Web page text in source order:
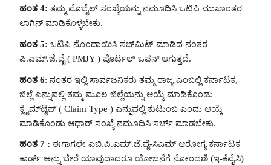
ಹಂತ 4: ತಮ್ಮ ಮೊಬೈಲ್ ಸಂಖ್ಯೆಯನ್ನು ನಮೂದಿಸಿ ಒಟಿಪಿ ಮುಖಾಂತರ
ಲಾಗಿನ್ ಮಾಡಿಕೊಳ್ಳಬೇಕು.
ಹಂತ 5: ಒಟಿಪಿ ನೊಂದಾಯಿಸಿ ಸಬ್‍ಮಿಟ್ ಮಾಡಿದ ನಂತರ
ಪಿ.ಎಮ್.ಜೆ.ವೈ ( PMJY ) ಪೊರ್ಟಲ್ ಒಪನ್ ಆಗುತ್ತದೆ.
ಹಂತ 6: ನಂತರ ಇಲ್ಲಿ ಸಾರ್ವಜನಿಕರು ತಮ್ಮ ರಾಜ್ಯ ಎಂಬಲ್ಲಿ ಕರ್ನಾಟಕ,
ಜಿಲ್ಲೆ ಎನ್ನುವಲ್ಲಿ ತಮ್ಮ ಮೂಲ ಜಿಲ್ಲೆಯನ್ನು ಆಯ್ಕೆ ಮಾಡಿಕೊಂಡು
ಕ್ಲೈಮ್‍ಟೈಪ್ ( Claim Type ) ಎನ್ನುವಲ್ಲಿ ಕುಟುಂಬ ಎಂದು ಆಯ್ಕೆ
ಮಾಡಿಕೊಂಡು ಆಧಾರ್ ಸಂಖ್ಯೆ ನಮೂದಿಸಿ ಸರ್ಚ್ ಮಾಡಬೇಕು.
ಹಂತ 7 : ಈಗಾಗಲೇ ಎಬಿ.ಪಿ.ಎಮ್.ಜೆ.ವೈ-ಸಿಎಮ್ ಆರೋಗ್ಯ ಕರ್ನಾಟಕ
ಕಾರ್ಡ್ ಅನ್ನು ಬೇರೆ ಯಾವುದಾದರೂ ಯೋಜನೆಗೆ ನೋಂದಣಿ (ಇ-ಕೆವೈಸಿ)